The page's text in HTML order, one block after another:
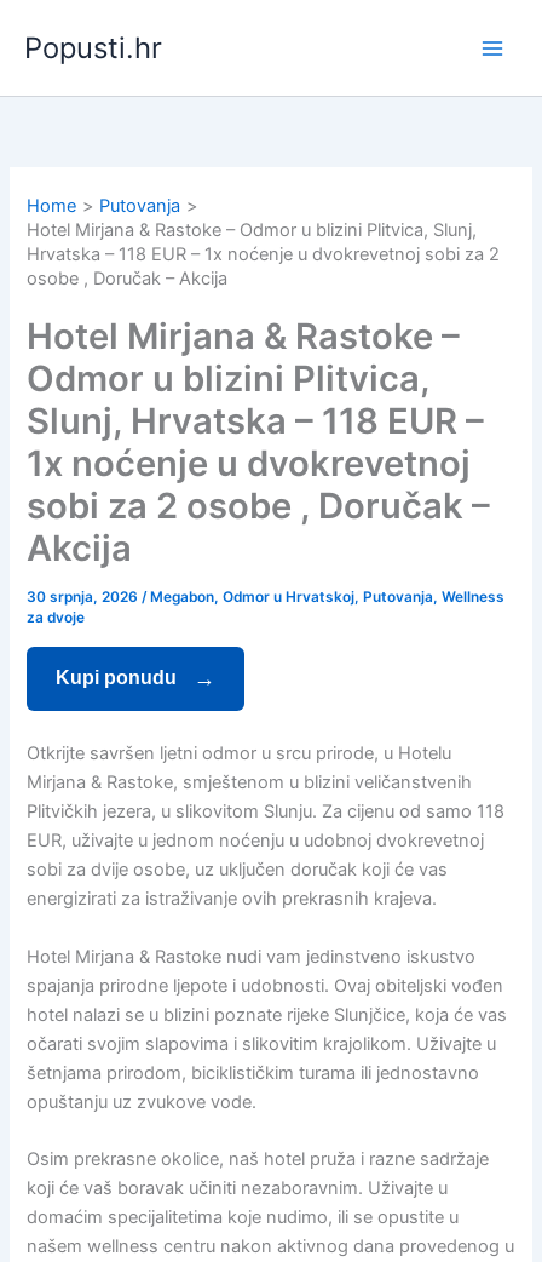
content
Popusti.hr
Home
Putovanja
Hotel Mirjana & Rastoke – Odmor u blizini Plitvica, Slunj,
Hrvatska – 118 EUR – 1x noćenje u dvokrevetnoj sobi za 2
osobe , Doručak – Akcija
Hotel Mirjana & Rastoke –
Odmor u blizini Plitvica,
Slunj, Hrvatska – 118 EUR –
1x noćenje u dvokrevetnoj
sobi za 2 osobe , Doručak –
Akcija
30 srpnja, 2026/ Megabon,Odmor u Hrvatskoj, Putovanja,Wellness
za dvoje
Kupi ponudu
Otkrijte savršen ljetni odmor u srcu prirode, u Hotelu
Mirjana & Rastoke, smještenom u blizini veličanstvenih
Plitvičkih jezera, u slikovitom Slunju. Za cijenu od samo 118
EUR, uživajte u jednom noćenju u udobnoj dvokrevetnoj
sobi za dvije osobe, uz uključen doručak koji će vas
energizirati za istraživanje ovih prekrasnih krajeva.
Hotel Mirjana & Rastoke nudi vam jedinstveno iskustvo
spajanja prirodne ljepote i udobnosti. Ovaj obiteljski vođen
hotel nalazi se u blizini poznate rijeke Slunjčice, koja će vas
očarati svojim slapovima i slikovitim krajolikom. Uživajte u
šetnjama prirodom, biciklističkim turama ili jednostavno
opuštanju uz zvukove vode.
Osim prekrasne okolice, naš hotel pruža i razne sadržaje
koji će vaš boravak učiniti nezaboravnim. Uživajte u
domaćim specijalitetima koje nudimo, ili se opustite u
našem wellness centru nakon aktivnog dana provedenog u